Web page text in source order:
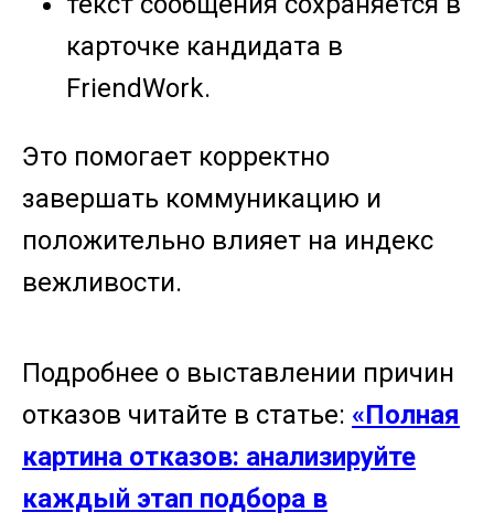
карточке кандидата в
FriendWork.
Это помогает корректно
завершать коммуникацию и
положительно влияет на индекс
вежливости.
Подробнее о выставлении причин
отказов читайте в статье: «Полная
картина отказов: анализируйте
каждый этап подбора в